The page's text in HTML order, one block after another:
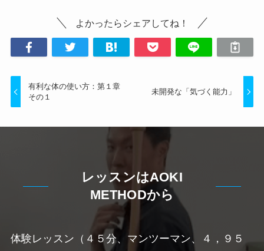
よかったらシェアしてね！
有利な体の使い方：第１章
その１
未開発な「気づく能力」
レッスンはAOKI
METHODから
体験レッスン（４５分、マンツーマン、４，９５